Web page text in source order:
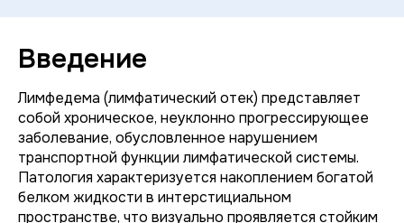
Введение
Лимфедема (лимфатический отек) представляет
собой хроническое, неуклонно прогрессирующее
заболевание, обусловленное нарушением
транспортной функции лимфатической системы.
Патология характеризуется накоплением богатой
белком жидкости в интерстициальном
пространстве, что визуально проявляется стойким